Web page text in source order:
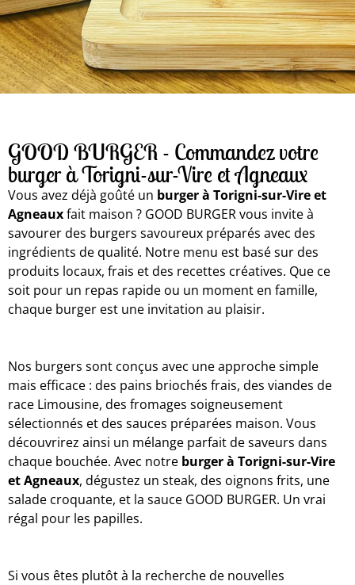
GOOD BURGER - Commandez votre
burger à Torigni-sur-Vire et Agneaux
Vous avez déjà goûté un burger à Torigni-sur-Vire et
Agneauxfait maison ? GOOD BURGER vous invite à
savourer des burgers savoureux préparés avec des
ingrédients de qualité. Notre menu est basé sur des
produits locaux, frais et des recettes créatives. Que ce
soit pour un repas rapide ou un moment en famille,
chaque burger est une invitation au plaisir.
Nos burgers sont conçus avec une approche simple
mais efficace : des pains briochés frais, des viandes de
race Limousine, des fromages soigneusement
sélectionnés et des sauces préparées maison. Vous
découvrirez ainsi un mélange parfait de saveurs dans
chaque bouchée. Avec notre burgerà Torigni-sur-Vire
et Agneaux, dégustez un steak, des oignons frits, une
salade croquante, et la sauce GOOD BURGER. Un vrai
régal pour les papilles.
Si vous êtes plutôt à la recherche de nouvelles